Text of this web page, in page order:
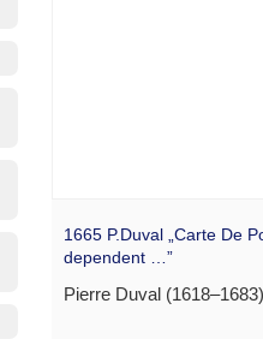
1665 P.Duval „Carte De
dependent …”
Pierre Duval